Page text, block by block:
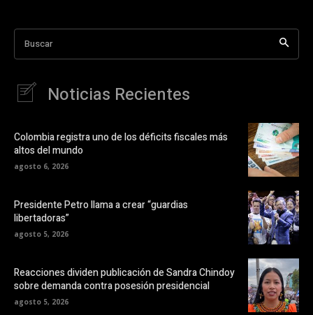
Buscar
Noticias Recientes
Colombia registra uno de los déficits fiscales más
altos del mundo
agosto 6, 2026
Presidente Petro llama a crear “guardias
libertadoras”
agosto 5, 2026
Reacciones dividen publicación de Sandra Chindoy
sobre demanda contra posesión presidencial
agosto 5, 2026